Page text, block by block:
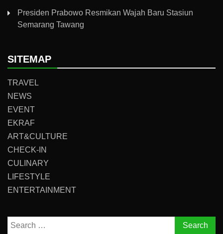
Presiden Prabowo Resmikan Wajah Baru Stasiun
Semarang Tawang
SITEMAP
TRAVEL
NEWS
EVENT
EKRAF
ART&CULTURE
CHECK-IN
CULINARY
LIFESTYLE
ENTERTAINMENT
Search